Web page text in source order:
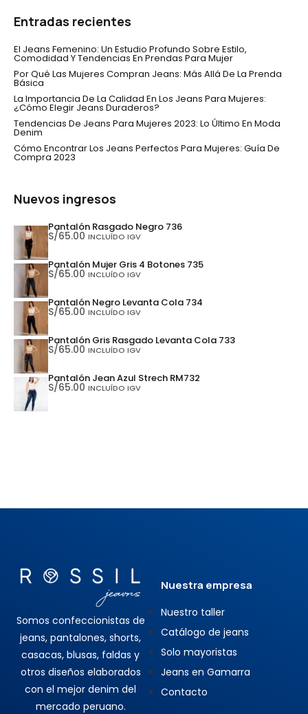
Entradas recientes
El Jeans Femenino: Un Estudio Profundo Sobre Estilo,
Comodidad Y Tendencias En Prendas Para Mujer
Por Qué Las Mujeres Compran Jeans: Más Allá De La Prenda
Básica
La Importancia De La Calidad En Los Jeans Para Mujeres:
¿Cómo Elegir Jeans Duraderos?
Tendencias De Jeans Para Mujeres 2023: Lo Último En Moda
Denim
Cómo Encontrar Los Jeans Perfectos Para Mujeres: Guía De
Compra 2023
Nuevos ingresos
Pantalón Rasgado Negro 736
S/65.00 INCLUÍDO IGV
Pantalón Mujer Gris 4 Botones 735
S/65.00 INCLUÍDO IGV
Pantalón Negro Levanta Cola 734
S/65.00 INCLUÍDO IGV
Pantalón Gris Rasgado Levanta Cola 733
S/65.00 INCLUÍDO IGV
Pantalón Jean Azul Strech RM732
S/65.00 INCLUÍDO IGV
Somos confeccionistas de
jeans, pantalones, shorts,
casacas, blusas, faldas y
otros diseños elaborados
con el mejor denim del
mercado peruano.
Nuestra empresa
Nuestro taller
Catálogo de jeans
Solo mayoristas
Jeans en Gamarra
Contacto